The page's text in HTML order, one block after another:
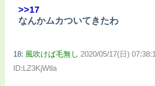
>>17
なんかムカついてきたわ
18: 風吹けば毛無し 2020/05/17(日)
ID:LZ3KjWtla